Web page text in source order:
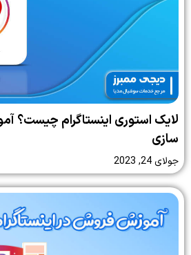
لایک استوری اینستاگرام چیست؟
سازی
جولای 24, 2023